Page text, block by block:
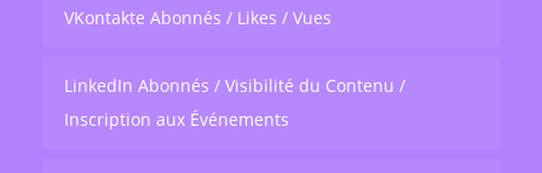
VKontakte Abonnés / Likes / Vues
LinkedIn Abonnés / Visibilité du Contenu /
Inscription aux Événements